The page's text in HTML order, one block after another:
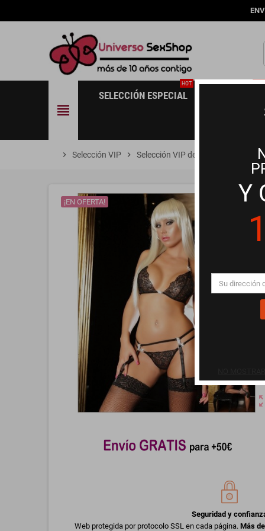
view_headline
SELECCIÓN ESPECIAL
HOT NEW
chevron_right Selección VIP chevron_right Selección VIP de Lencería
¡EN OFERTA!
Seguridad y
Web protegida por protocolo SSL en cada página.Más
Y